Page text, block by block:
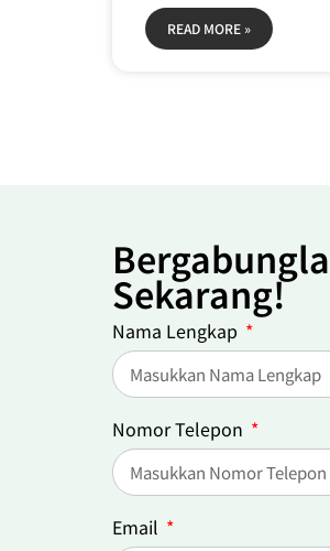
READ MORE »
Sekarang!
Nama Lengkap
Nomor Telepon
Email